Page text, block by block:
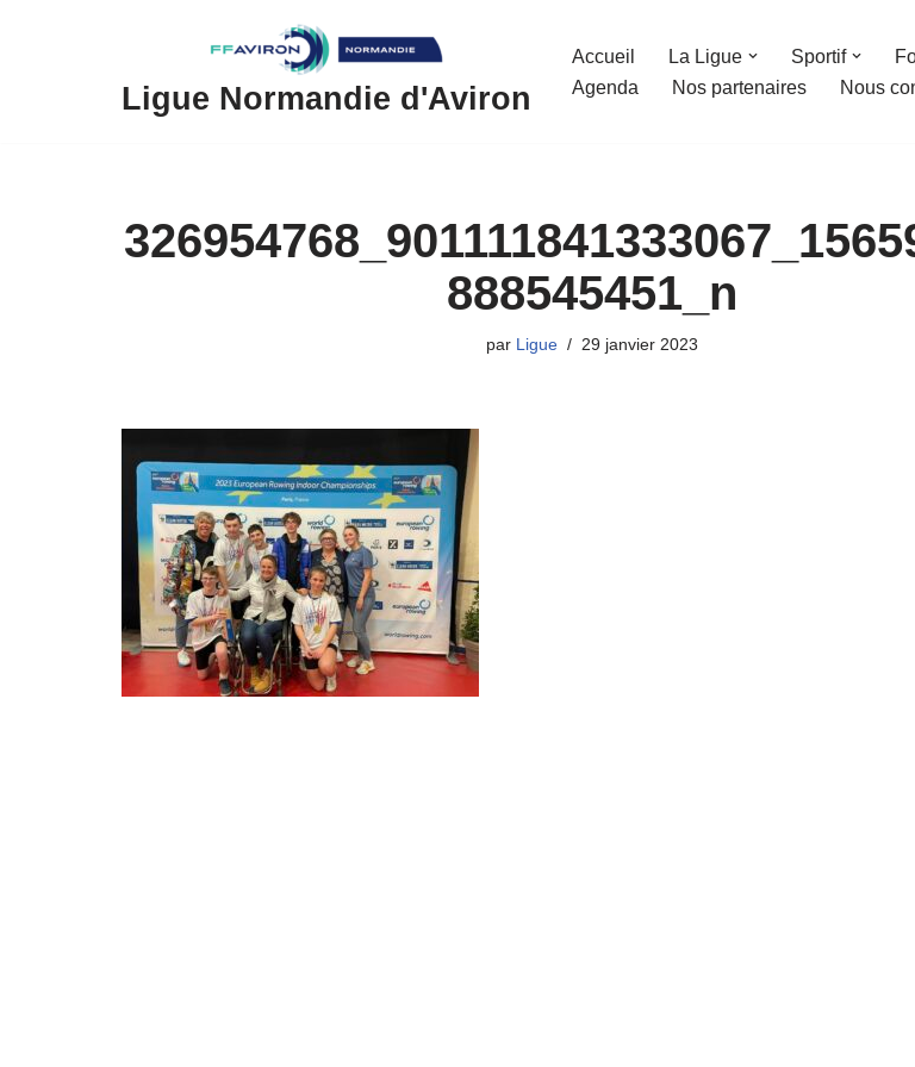
Ligue Normandie d'Aviron
Accueil La Ligue Sportif
Agenda
Nos partenaires Nous
888545451_n
par Ligue 29 janvier 2023